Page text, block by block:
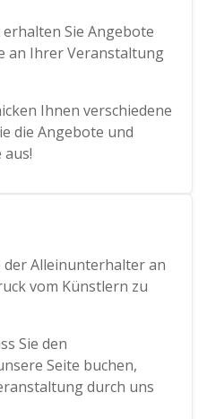
Sie Angebote
an Ihrer Veranstaltung
Ihnen verschiedene
die Angebote und
aus!
der Alleinunterhalter an
vom Künstlern zu
Sie den
Seite buchen,
durch uns